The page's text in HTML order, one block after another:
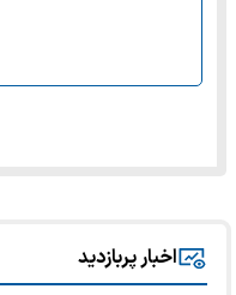
اخبار پربازدید